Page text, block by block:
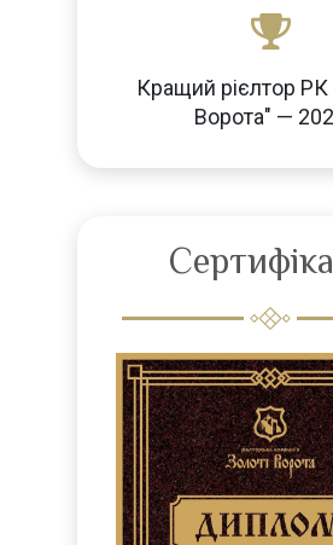
Кращий рієлтор РК
Ворота" —